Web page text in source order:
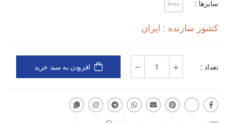
سایزها : Free
کشور سازنده : ایران
تعداد : افزودن به سبد خرید